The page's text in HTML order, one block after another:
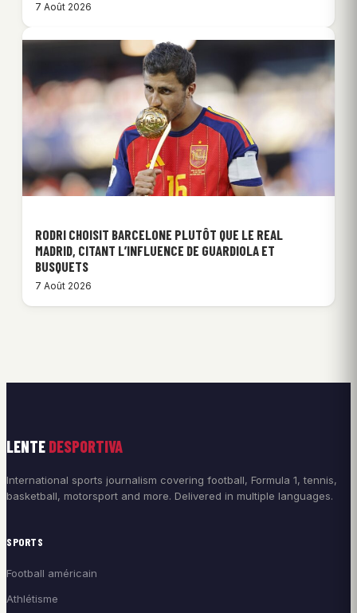
7 Août 2026
RODRI CHOISIT BARCELONE PLUTÔT QUE LE REAL
MADRID, CITANT L’INFLUENCE DE GUARDIOLA ET
BUSQUETS
7 Août 2026
LENTE DESPORTIVA
International sports journalism covering football, Formula 1, tennis,
basketball, motorsport and more. Delivered in multiple languages.
SPORTS
Football américain
Athlétisme